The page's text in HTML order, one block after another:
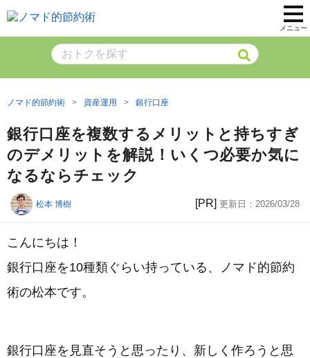
メニュー
ノマド的節約術 資産運用 銀行口座
銀行口座を複数するメリットと持ちすぎ
のデメリットを解説！いくつ必要か気に
なるならチェック
松本 博樹 [PR] 更新日： 2026/03/28
こんにちは！
銀行口座を10種類ぐらい持っている、ノマド的節約
術の松本です。
銀行口座を見直そうと思ったり、新しく作ろうと思